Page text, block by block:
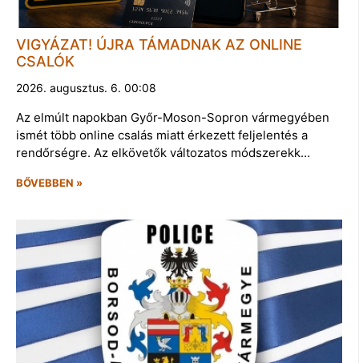
VIGYÁZAT! ÚJRA TÁMADNAK AZ ONLINE
CSALÓK
2026. augusztus. 6. 00:08
Az elmúlt napokban Győr-Moson-Sopron vármegyében
ismét több online csalás miatt érkezett feljelentés a
rendőrségre. Az elkövetők változatos módszerekk…
BŐVEBBEN »